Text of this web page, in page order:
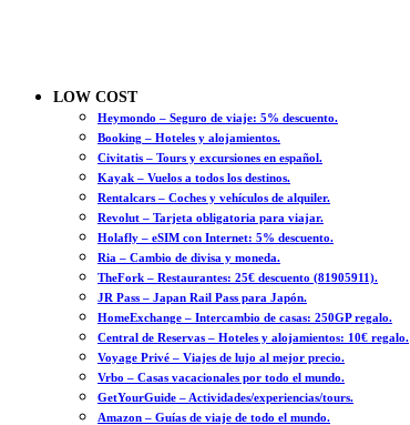
LOW COST
Heymondo – Seguro de viaje: 5% descuento.
Booking – Hoteles y alojamientos.
Civitatis – Tours y excursiones en español.
Kayak – Vuelos a todos los destinos.
Rentalcars – Coches y vehículos de alquiler.
Revolut – Tarjeta obligatoria para viajar.
Holafly – eSIM con Internet: 5% descuento.
Ria – Cambio de divisa y moneda.
TheFork – Restaurantes: 25€ descuento (81905911).
JR Pass – Japan Rail Pass para Japón.
HomeExchange – Intercambio de casas: 250GP regalo.
Central de Reservas – Hoteles y alojamientos: 10€ regalo.
Voyage Privé – Viajes de lujo al mejor precio.
Vrbo – Casas vacacionales por todo el mundo.
GetYourGuide – Actividades/experiencias/tours.
Amazon – Guías de viaje de todo el mundo.